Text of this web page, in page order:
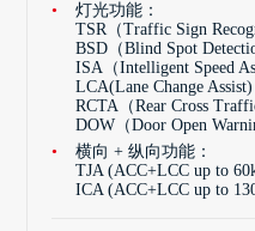
灯光功能：
TSR（Traffic Sign
BSD（Blind Spot
ISA（Intelligent Speed
LCA(Lane Change
RCTA（Rear Cross
DOW（Door Open
横向 + 纵向功能：
TJA (ACC+LCC up to
ICA (ACC+LCC up to